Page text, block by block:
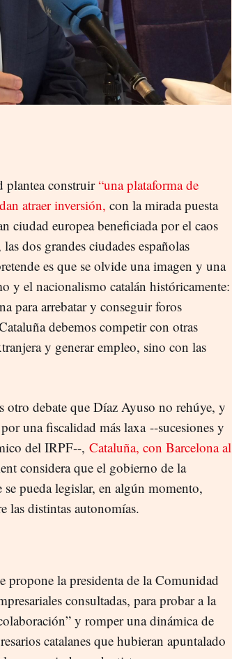
plantea construir“una plataforma de
atraer inversión, con la mirada puesta
ciudad europea beneficiada por el caos
dos grandes ciudades españolas
es que se olvide una imagen y una
y el nacionalismo catalán históricamente:
para arrebatar y conseguir foros
debemos competir con otras
y generar empleo, sino con las
otro debate que Díaz Ayuso no rehúye, y
una fiscalidad más laxa --sucesiones y
del IRPF--, Cataluña, con Barcelona al
considera que el gobierno de la
pueda legislar, en algún momento,
las distintas autonomías.
propone la presidenta de la Comunidad
consultadas, para probar a la
y romper una dinámica de
catalanes que hubieran apuntalado